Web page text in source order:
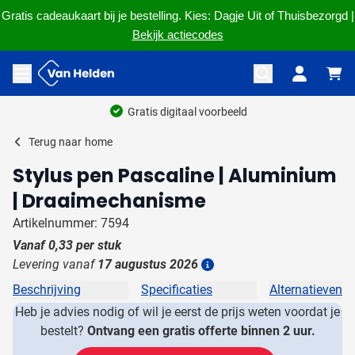
Gratis cadeaukaart bij je bestelling. Kies: Dagje Uit of Thuisbezorgd |
Bekijk actiecodes
Ga naar de inhoud
Menu openen
Gratis digitaal voorbeeld
Terug naar home
Stylus pen Pascaline | Aluminium
| Draaimechanisme
Artikelnummer: 7594
Vanaf0,33 per stuk
Levering vanaf 17 augustus 2026
Beschrijving Specificaties
Alternatieven
Heb je advies nodig of wil je eerst de prijs weten voordat je
bestelt? Ontvang een gratis offerte binnen 2 uur.